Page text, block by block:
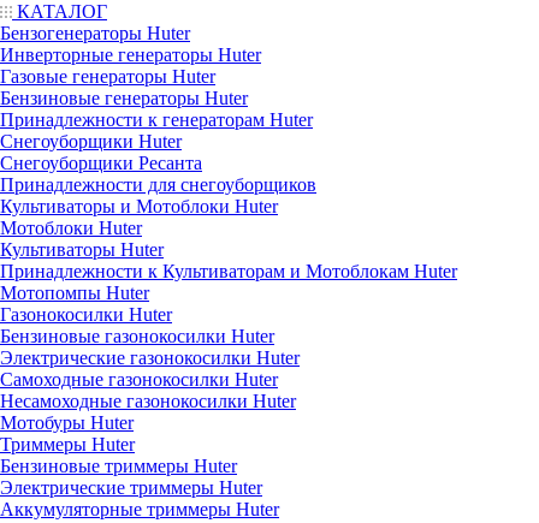
КАТАЛОГ
Бензогенераторы Huter
Инверторные генераторы Huter
Газовые генераторы Huter
Бензиновые генераторы Huter
Принадлежности к генераторам Huter
Снегоуборщики Huter
Снегоуборщики Ресанта
Принадлежности для снегоуборщиков
Культиваторы и Мотоблоки Huter
Мотоблоки Huter
Культиваторы Huter
Принадлежности к Культиваторам и Мотоблокам Huter
Мотопомпы Huter
Газонокосилки Huter
Бензиновые газонокосилки Huter
Электрические газонокосилки Huter
Самоходные газонокосилки Huter
Несамоходные газонокосилки Huter
Мотобуры Huter
Триммеры Huter
Бензиновые триммеры Huter
Электрические триммеры Huter
Аккумуляторные триммеры Huter